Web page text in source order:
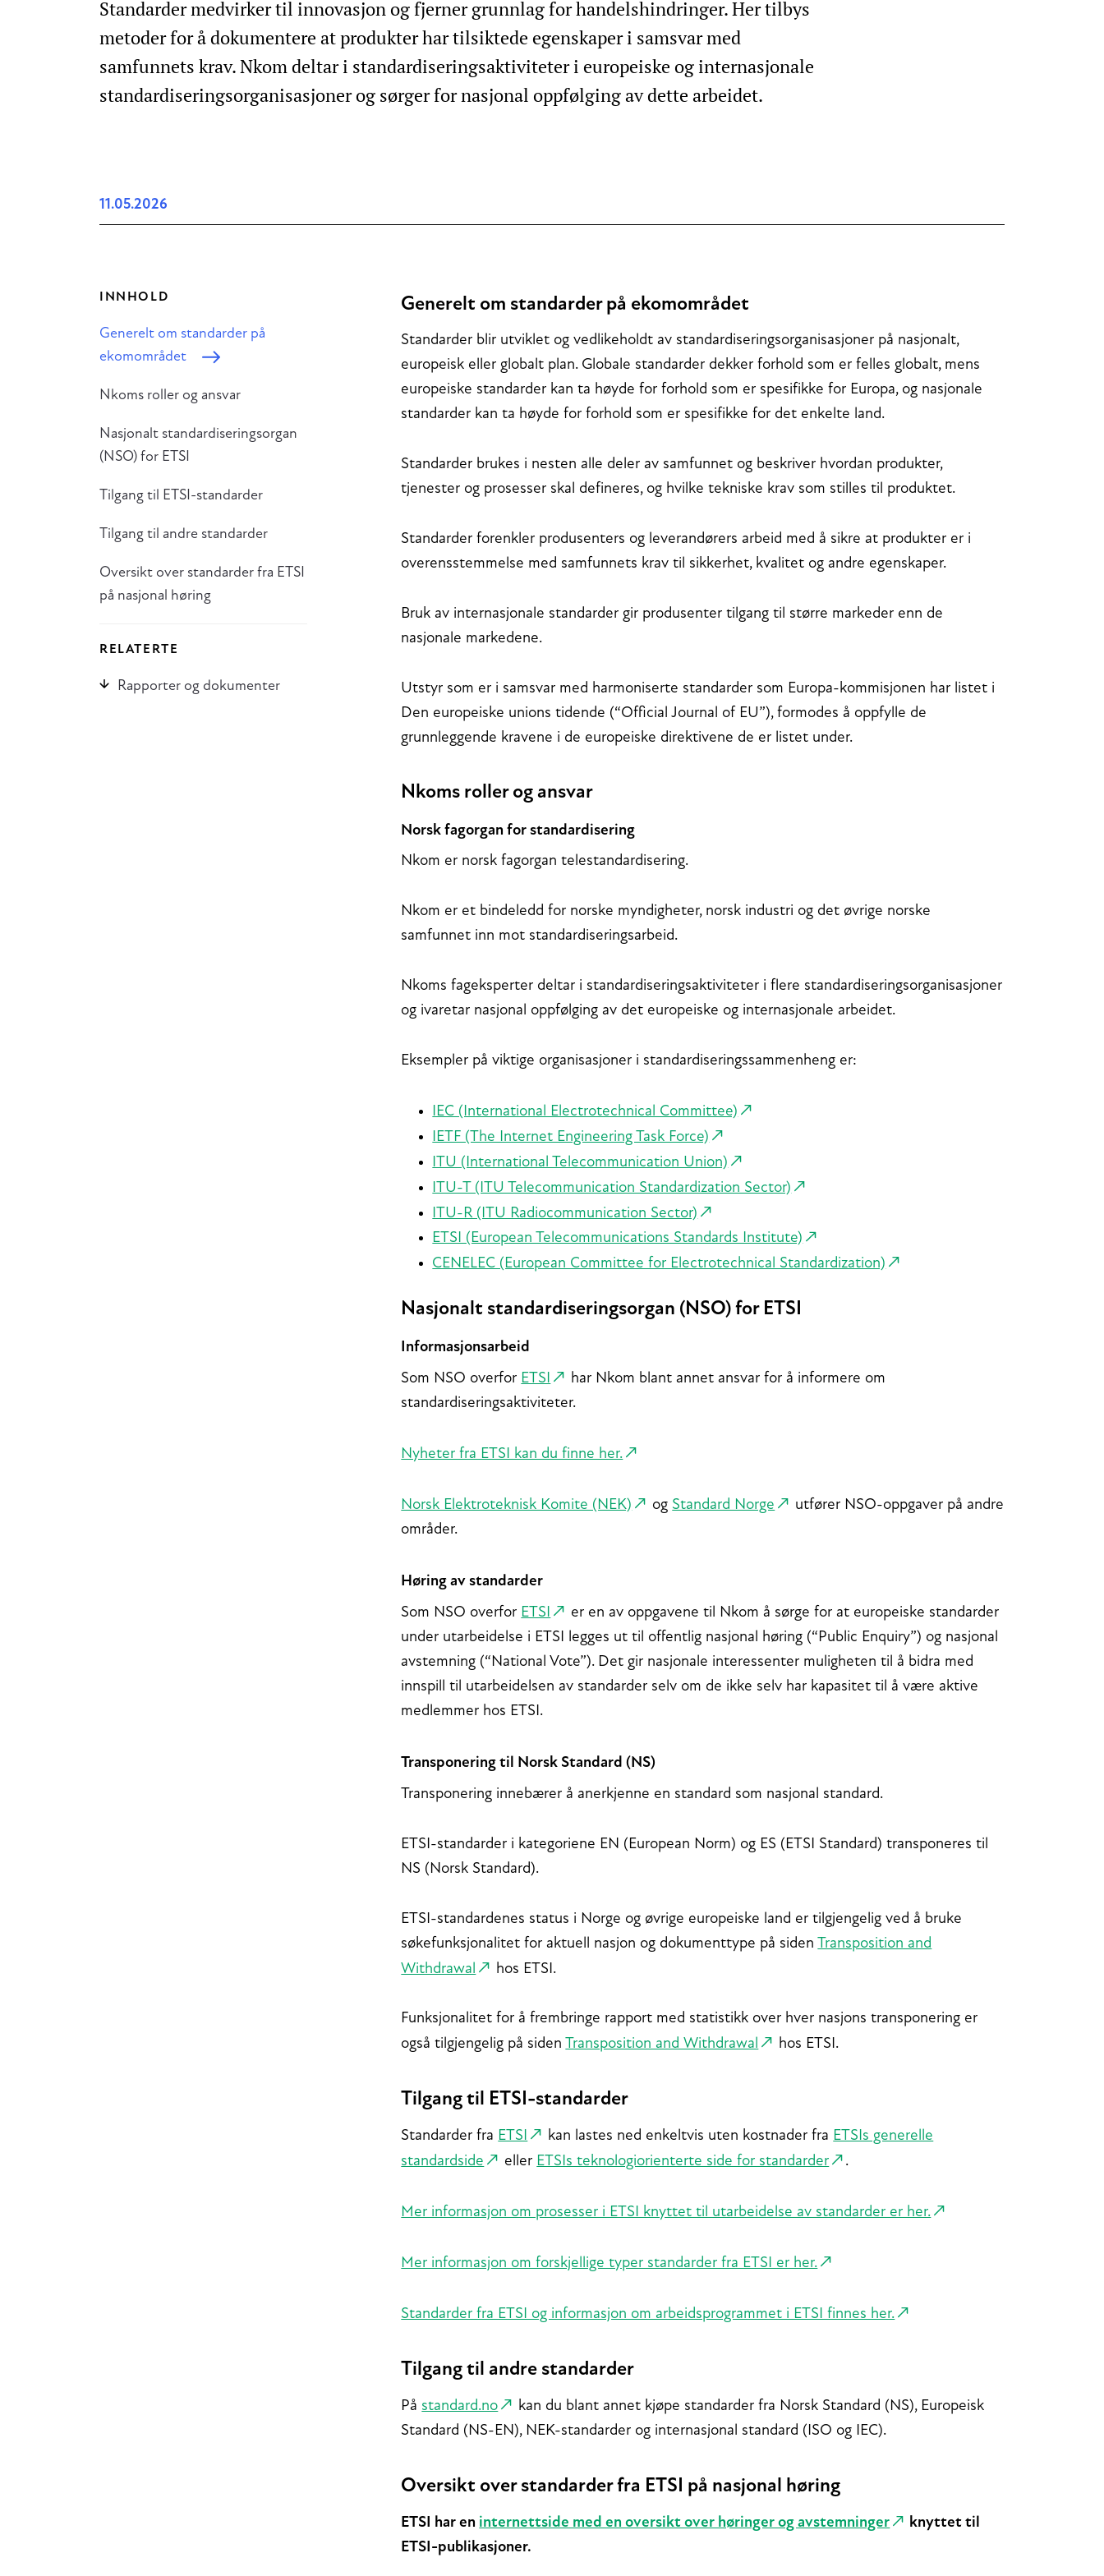
Standarder medvirker til innovasjon og fjerner grunnlag for handelshindringer. Her tilbys
metoder for å dokumentere at produkter har tilsiktede egenskaper i samsvar med
samfunnets krav. Nkom deltar i standardiseringsaktiviteter i europeiske og internasjonale
standardiseringsorganisasjoner og sørger for nasjonal oppfølging av dette arbeidet.
11.05.2026
INNHOLD
Generelt om standarder på
ekomområdet
Nkoms roller og ansvar
Nasjonalt standardiseringsorgan
(NSO) for ETSI
Tilgang til ETSI-standarder
Tilgang til andre standarder
Oversikt over standarder fra ETSI
på nasjonal høring
RELATERTE
Rapporter og dokumenter
Generelt om standarder på ekomområdet
Standarder blir utviklet og vedlikeholdt av standardiseringsorganisasjoner på nasjonalt,
europeisk eller globalt plan. Globale standarder dekker forhold som er felles globalt, mens
europeiske standarder kan ta høyde for forhold som er spesifikke for Europa, og nasjonale
standarder kan ta høyde for forhold som er spesifikke for det enkelte land.
Standarder brukes i nesten alle deler av samfunnet og beskriver hvordan produkter,
tjenester og prosesser skal defineres, og hvilke tekniske krav som stilles til produktet.
Standarder forenkler produsenters og leverandørers arbeid med å sikre at produkter er i
overensstemmelse med samfunnets krav til sikkerhet, kvalitet og andre egenskaper.
Bruk av internasjonale standarder gir produsenter tilgang til større markeder enn de
nasjonale markedene.
Utstyr som er i samsvar med harmoniserte standarder som Europa-kommisjonen har listet i
Den europeiske unions tidende (“Official Journal of EU”), formodes å oppfylle de
grunnleggende kravene i de europeiske direktivene de er listet under.
Nkoms roller og ansvar
Norsk fagorgan for standardisering
Nkom er norsk fagorgan telestandardisering.
Nkom er et bindeledd for norske myndigheter, norsk industri og det øvrige norske
samfunnet inn mot standardiseringsarbeid.
Nkoms fageksperter deltar i standardiseringsaktiviteter i flere standardiseringsorganisasjoner
og ivaretar nasjonal oppfølging av det europeiske og internasjonale arbeidet.
Eksempler på viktige organisasjoner i standardiseringssammenheng er:
IEC (International Electrotechnical Committee)
IETF (The Internet Engineering Task Force)
ITU (International Telecommunication Union)
ITU-T (ITU Telecommunication Standardization Sector)
ITU-R (ITU Radiocommunication Sector)
ETSI (European Telecommunications Standards Institute)
CENELEC (European Committee for Electrotechnical Standardization)
Nasjonalt standardiseringsorgan (NSO) for ETSI
Informasjonsarbeid
Som NSO overfor ETSI
har Nkom blant annet ansvar for å informere om
standardiseringsaktiviteter.
Nyheter fra ETSI kan du finne her.
Norsk Elektroteknisk Komite (NEK) og Standard Norge
utfører NSO-oppgaver på andre
områder.
Høring av standarder
Som NSO overfor ETSI
er en av oppgavene til Nkom å sørge for at europeiske standarder
under utarbeidelse i ETSI legges ut til offentlig nasjonal høring (“Public Enquiry”) og nasjonal
avstemning (“National Vote”). Det gir nasjonale interessenter muligheten til å bidra med
innspill til utarbeidelsen av standarder selv om de ikke selv har kapasitet til å være aktive
medlemmer hos ETSI.
Transponering til Norsk Standard (NS)
Transponering innebærer å anerkjenne en standard som nasjonal standard.
ETSI-standarder i kategoriene EN (European Norm) og ES (ETSI Standard) transponeres til
NS (Norsk Standard).
ETSI-standardenes status i Norge og øvrige europeiske land er tilgjengelig ved å bruke
søkefunksjonalitet for aktuell nasjon og dokumenttype på sidenTransposition and
Withdrawal
hos ETSI.
Funksjonalitet for å frembringe rapport med statistikk over hver nasjons transponering er
også tilgjengelig på siden Transposition and Withdrawal hos ETSI.
Tilgang til ETSI-standarder
Standarder fra ETSI kan lastes ned enkeltvis uten kostnader fra ETSIs generelle
standardside
eller ETSIs teknologiorienterte side for standarder .
Mer informasjon om prosesser i ETSI knyttet til utarbeidelse av standarder er her.
Mer informasjon om forskjellige typer standarder fra ETSI er her.
Standarder fra ETSI og informasjon om arbeidsprogrammet i ETSI finnes her.
Tilgang til andre standarder
På standard.no
kan du blant annet kjøpe standarder fra Norsk Standard (NS), Europeisk
Standard (NS-EN), NEK-standarder og internasjonal standard (ISO og IEC).
Oversikt over standarder fra ETSI på nasjonal høring
ETSI har en internettside med en oversikt over høringer og avstemninger
knyttet til
ETSI-publikasjoner.